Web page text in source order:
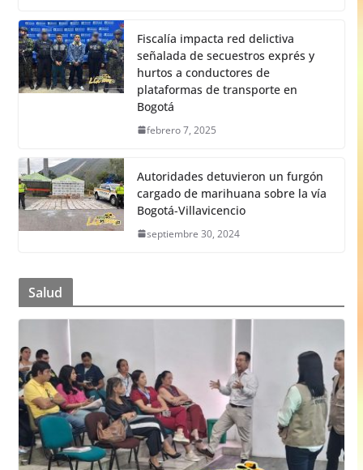
Fiscalía impacta red delictiva
señalada de secuestros exprés y
hurtos a conductores de
plataformas de transporte en
Bogotá
febrero 7, 2025
Autoridades detuvieron un furgón
cargado de marihuana sobre la vía
Bogotá-Villavicencio
septiembre 30, 2024
Salud